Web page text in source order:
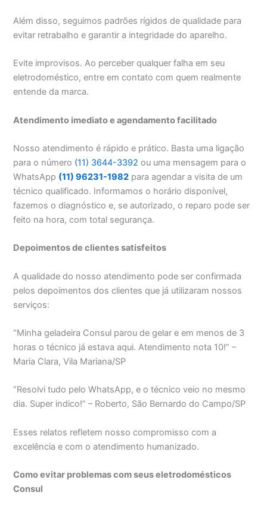
Além disso, seguimos padrões rígidos de qualidade para
evitar retrabalho e garantir a integridade do aparelho.
Evite improvisos. Ao perceber qualquer falha em seu
eletrodoméstico, entre em contato com quem realmente
entende da marca.
Atendimento imediato e agendamento facilitado
Nosso atendimento é rápido e prático. Basta uma ligação
para o número (11) 3644-3392 ou uma mensagem para o
WhatsApp (11) 96231-1982 para agendar a visita de um
técnico qualificado. Informamos o horário disponível,
fazemos o diagnóstico e, se autorizado, o reparo pode ser
feito na hora, com total segurança.
Depoimentos de clientes satisfeitos
A qualidade do nosso atendimento pode ser confirmada
pelos depoimentos dos clientes que já utilizaram nossos
serviços:
“Minha geladeira Consul parou de gelar e em menos de 3
horas o técnico já estava aqui. Atendimento nota 10!” –
Maria Clara, Vila Mariana/SP
“Resolvi tudo pelo WhatsApp, e o técnico veio no mesmo
dia. Super indico!” – Roberto, São Bernardo do Campo/SP
Esses relatos refletem nosso compromisso com a
excelência e com o atendimento humanizado.
Como evitar problemas com seus eletrodomésticos
Consul